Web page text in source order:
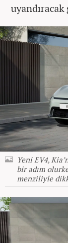
Yeni EV4,
bir adım
menziliyle